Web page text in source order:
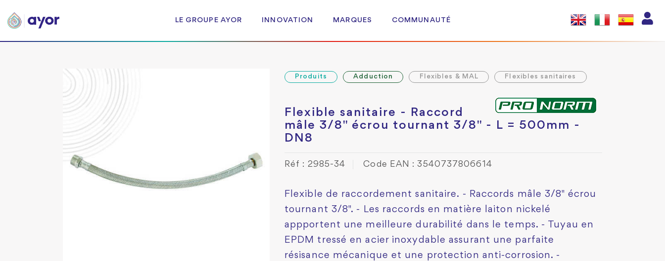
LE GROUPE AYOR INNOVATION MARQUES COMMUNAUTÉ
Produits Adduction Flexibles & MAL Flexibles sanitaires
Flexible sanitaire - Raccord
mâle 3/8" écrou tournant 3/8" - L = 500mm -
DN8
Réf : 2985-34 Code EAN : 3540737806614
Flexible de raccordement sanitaire. - Raccords mâle 3/8" écrou
tournant 3/8". - Les raccords en matière laiton nickelé
appportent une meilleure durabilité dans le temps. - Tuyau en
EPDM tressé en acier inoxydable assurant une parfaite
résisance mécanique et une protection anti-corrosion. -